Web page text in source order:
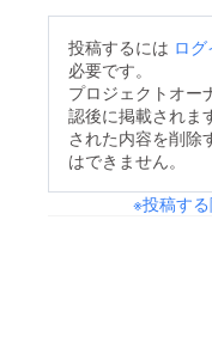
投稿するには ロ
必要です。
プロジェクトオー
認後に掲載されま
された内容を削除
はできません。
※投稿す